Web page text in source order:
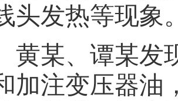
头发热等现象
黄某、谭某发
加注变压器油